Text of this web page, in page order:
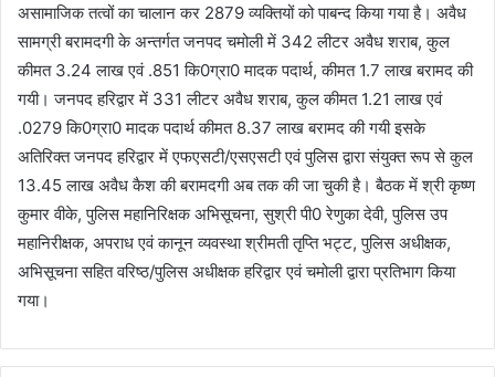
असामाजिक तत्वों का चालान कर 2879 व्यक्तियों को पाबन्द किया गया है। अवैध
सामग्री बरामदगी के अन्तर्गत जनपद चमोली में 342 लीटर अवैध शराब, कुल
कीमत 3.24 लाख एवं .851 कि0ग्रा0 मादक पदार्थ, कीमत 1.7 लाख बरामद की
गयी। जनपद हरिद्वार में 331 लीटर अवैध शराब, कुल कीमत 1.21 लाख एवं
.0279 कि0ग्रा0 मादक पदार्थ कीमत 8.37 लाख बरामद की गयी इसके
अतिरिक्त जनपद हरिद्वार में एफएसटी/एसएसटी एवं पुलिस द्वारा संयुक्त रूप से कुल
13.45 लाख अवैध कैश की बरामदगी अब तक की जा चुकी है। बैठक में श्री कृष्ण
कुमार वीके, पुलिस महानिरिक्षक अभिसूचना, सुश्री पी0 रेणुका देवी, पुलिस उप
महानिरीक्षक, अपराध एवं कानून व्यवस्था श्रीमती तृप्ति भट्ट, पुलिस अधीक्षक,
अभिसूचना सहित वरिष्ठ/पुलिस अधीक्षक हरिद्वार एवं चमोली द्वारा प्रतिभाग किया
गया।